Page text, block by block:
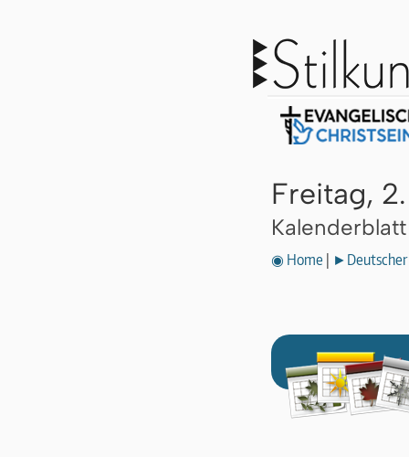
Freitag,
◉ Home ►Deutscher